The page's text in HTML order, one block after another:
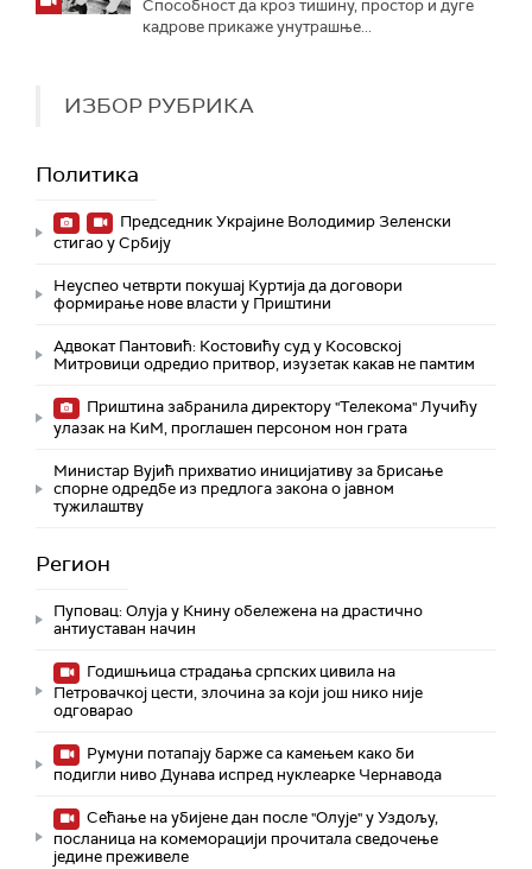
Способност да кроз тишину, простор и дуге
кадрове прикаже унутрашње...
ИЗБОР РУБРИКА
Политика
Председник Украјине Володимир Зеленски
стигао у Србију
Неуспео четврти покушај Куртија да договори
формирање нове власти у Приштини
Адвокат Пантовић: Костовићу суд у Косовској
Митровици одредио притвор, изузетак какав не памтим
Приштина забранила директору "Телекома" Лучићу
улазак на КиМ, проглашен персоном нон грата
Министар Вујић прихватио иницијативу за брисање
спорне одредбе из предлога закона o јавном
тужилаштву
Регион
Пуповац: Олуја у Книну обележена на драстично
антиуставан начин
Годишњица страдања српских цивила на
Петровачкој цести, злочина за који још нико није
одговарао
Румуни потапају барже са камењем како би
подигли ниво Дунава испред нуклеарке Чернавода
Сећање на убијене дан после "Олује" у Уздољу,
посланица на комеморацији прочитала сведочење
једине преживеле